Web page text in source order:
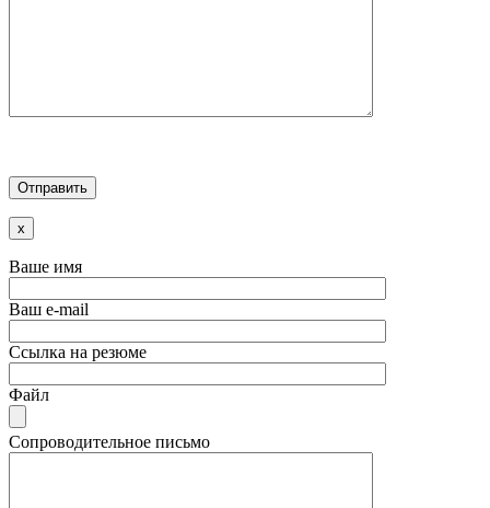
x
Ваше имя
Ваш e-mail
Ссылка на резюме
Файл
Сопроводительное письмо